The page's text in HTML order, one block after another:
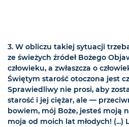
3. W obliczu takiej sytuacji
ze świeżych źródeł Bożego
człowieku, a zwłaszcza o
Świętym starość otoczona jest
Sprawiedliwy nie prosi, aby
starość i jej ciężar, ale —
bowiem, mój Boże, jesteś moją
moja od moich lat młodych! (...)